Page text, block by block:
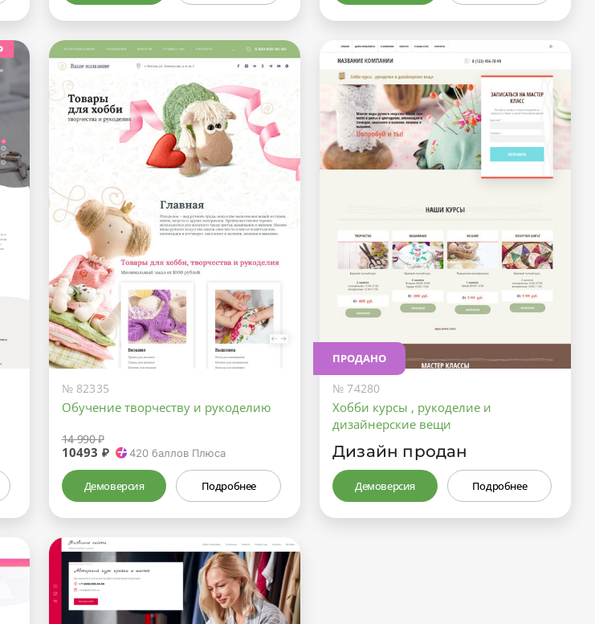
№ 82335
Обучение творчеству и рукоделию
14 990 ₽
10493 ₽ 420 баллов Плюса
Демоверсия Подробнее
ПРОДАНО
№ 74280
Хобби курсы , рукоделие и
дизайнерские вещи
Дизайн продан
Демоверсия Подробнее